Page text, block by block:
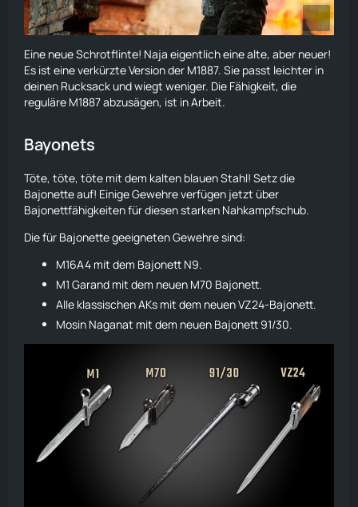
Eine neue Schrotflinte! Naja eigentlich eine alte, aber neuer!
Es ist eine verkürzte Version der M1887. Sie passt leichter in
deinen Rucksackund wiegt weniger. Die Fähigkeit, die
reguläre M1887abzusägen, ist in Arbeit.
Bayonets
Töte, töte, töte mit dem kalten blauen Stahl! Setz die
Bajonette auf! EinigeGewehreverfügen jetzt über
Bajonettfähigkeiten für diesen starken Nahkampfschub.
Die für Bajonette geeignetenGewehresind:
M16A4 mit dem Bajonett N9.
M1 Garand mit dem neuen M70 Bajonett.
Alle klassischen AKs mit dem neuen VZ24-Bajonett.
Mosin Naganat mit dem neuen Bajonett 91/30.